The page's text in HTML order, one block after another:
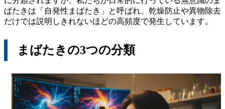
ばたきは「自発性まばたき」と呼ばれ、乾燥防止や異物除去
だけでは説明しきれないほどの高頻度で発生しています。
まばたきの3つの分類